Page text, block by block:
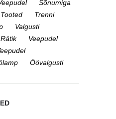
Sõnumiga
Trenni
Valgusti
Veepudel
Öövalgusti